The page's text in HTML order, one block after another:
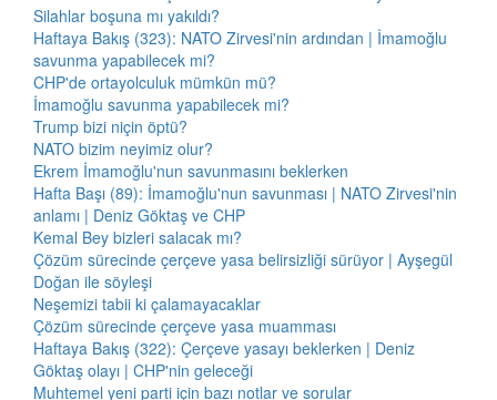
Silahlar boşuna mı yakıldı?
Haftaya Bakış (323): NATO Zirvesi'nin ardından | İmamoğlu
savunma yapabilecek mi?
CHP'de ortayolculuk mümkün mü?
İmamoğlu savunma yapabilecek mi?
Trump bizi niçin öptü?
NATO bizim neyimiz olur?
Ekrem İmamoğlu'nun savunmasını beklerken
Hafta Başı (89): İmamoğlu'nun savunması | NATO Zirvesi'nin
anlamı | Deniz Göktaş ve CHP
Kemal Bey bizleri salacak mı?
Çözüm sürecinde çerçeve yasa belirsizliği sürüyor | Ayşegül
Doğan ile söyleşi
Neşemizi tabii ki çalamayacaklar
Çözüm sürecinde çerçeve yasa muamması
Haftaya Bakış (322): Çerçeve yasayı beklerken | Deniz
Göktaş olayı | CHP'nin geleceği
Muhtemel yeni parti için bazı notlar ve sorular